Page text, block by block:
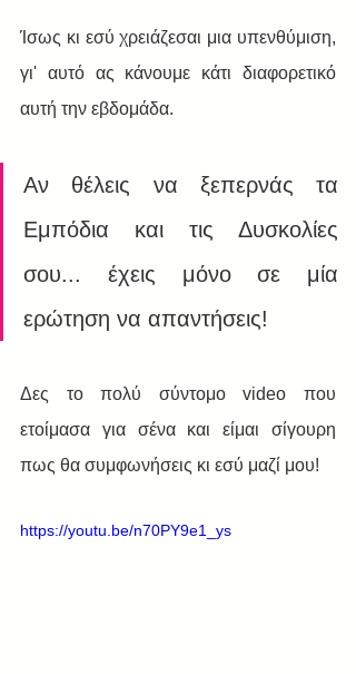
Ίσως κι εσύ χρειάζεσαι μια υπενθύμιση,
γι' αυτό ας κάνουμε κάτι διαφορετικό
αυτή την εβδομάδα.
Αν θέλεις να ξεπερνάς τα
Εμπόδια και τις Δυσκολίες
σου... έχεις μόνο σε μία
ερώτηση να απαντήσεις!
Δες το πολύ σύντομο video που
ετοίμασα για σένα και είμαι σίγουρη
πως θα συμφωνήσεις κι εσύ μαζί μου!
https://youtu.be/n70PY9e1_ys